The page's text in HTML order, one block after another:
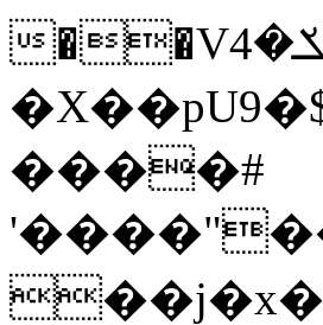
��Vݎ�4�f�b� b�s��iNP�B/
����#